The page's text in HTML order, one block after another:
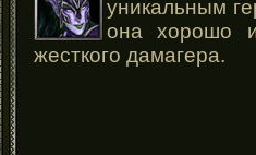
уникальным
она хорошо
жесткого дамагера.